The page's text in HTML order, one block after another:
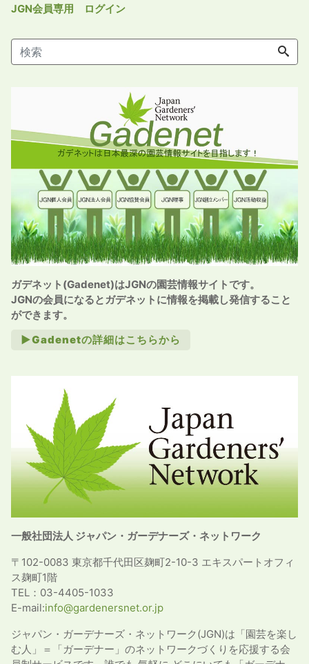
JGN会員専用 ログイン
ガデネット(Gadenet)はJGNの園芸情報サイトです。
JGNの会員になるとガデネットに情報を掲載し発信すること
ができます。
►Gadenetの詳細はこちらから
一般社団法人 ジャパン・ガーデナーズ・ネットワーク
〒102-0083 東京都千代田区麹町2-10-3 エキスパートオフィ
ス麹町1階
TEL：03-4405-1033
E-mail:info@gardenersnet.or.jp
ジャパン・ガーデナーズ・ネットワーク(JGN)は「園芸を楽し
む人」＝「ガーデナー」のネットワークづくりを応援する会